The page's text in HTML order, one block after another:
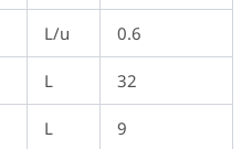
L/u 0.6
L 32
L 9